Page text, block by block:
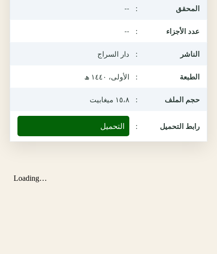
المحقق :
--
عدد الأجزاء :
--
الناشر : دار السراج
الطبعة : الأولى، ١٤٤٠ ھ
حجم الملف : ١٥،٨ ميغابيت
رابط التحميل : التحميل